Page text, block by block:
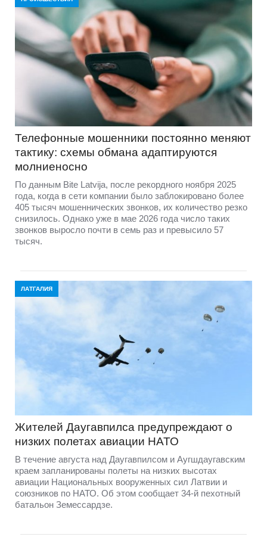
Телефонные мошенники постоянно меняют
тактику: схемы обмана адаптируются
молниеносно
По данным Bite Latvija, после рекордного ноября 2025
года, когда в сети компании было заблокировано более
405 тысяч мошеннических звонков, их количество резко
снизилось. Однако уже в мае 2026 года число таких
звонков выросло почти в семь раз и превысило 57
тысяч.
ЛАТГАЛИЯ
Жителей Даугавпилса предупреждают о
низких полетах авиации НАТО
В течение августа над Даугавпилсом и Аугшдаугавским
краем запланированы полеты на низких высотах
авиации Национальных вооруженных сил Латвии и
союзников по НАТО. Об этом сообщает 34-й пехотный
батальон Земессардзе.